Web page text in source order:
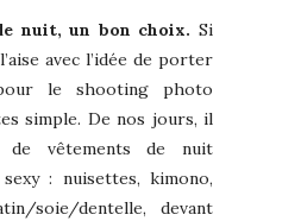
nuit, un bon choix. Si
avec l’idée de porter
le shooting photo
simple. De nos jours, il
de vêtements de nuit
: nuisettes, kimono,
soie/dentelle, devant